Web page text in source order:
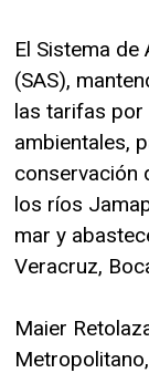
El Sistema
(SAS),
las tarifas
ambientales,
conservación
los ríos
mar y
Veracruz,
Maier